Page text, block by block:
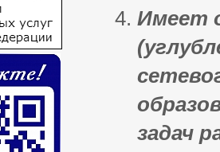
Имеет
задач